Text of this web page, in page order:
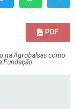
PDF
na Agrobalsas como
Fundação